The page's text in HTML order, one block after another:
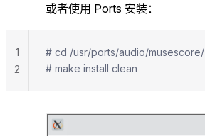
或者使用 Ports 安装：
# cd /usr/ports/audio/musescore/
# make install clean
1
2